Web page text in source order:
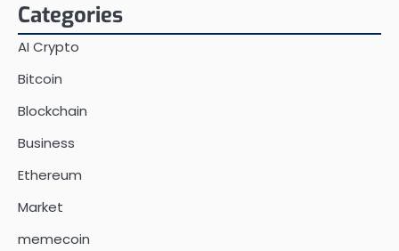
Categories
AI Crypto
Bitcoin
Blockchain
Business
Ethereum
Market
memecoin